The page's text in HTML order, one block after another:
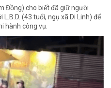
Đồng) cho biết đã giữ người
(43 tuổi, ngụ xã Di Linh) để
hành công vụ.